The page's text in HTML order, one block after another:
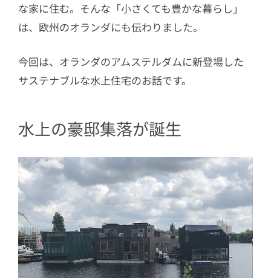
な家に住む。そんな「小さくても豊かな暮らし」
は、欧州のオランダにも伝わりました。
今回は、オランダのアムステルダムに新登場した
サステナブルな水上住宅のお話です。
水上の豪邸集落が誕生